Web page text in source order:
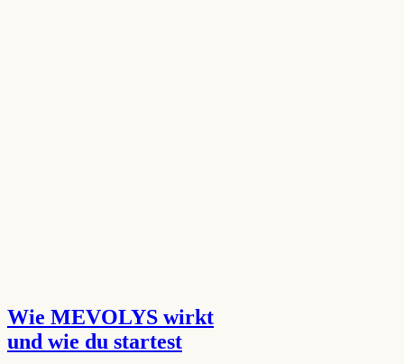
Wie MEVOLYS wirkt
und wie du startest